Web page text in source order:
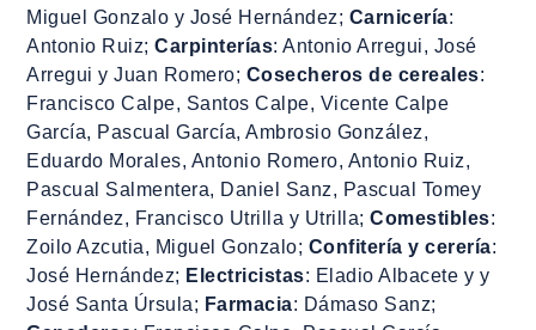
Miguel Gonzalo y José Hernández; Carnicería:
Antonio Ruiz;Carpinterías: Antonio Arregui, José
Arregui y Juan Romero; Cosecheros de cereales:
Francisco Calpe, Santos Calpe, Vicente Calpe
García, Pascual García, Ambrosio González,
Eduardo Morales, Antonio Romero, Antonio Ruiz,
Pascual Salmentera, Daniel Sanz, Pascual Tomey
Fernández, Francisco Utrilla y Utrilla;Comestibles:
Zoilo Azcutia, Miguel Gonzalo; Confitería y cerería:
José Hernández; Electricistas: Eladio Albacete y y
José Santa Úrsula; Farmacia: Dámaso Sanz;